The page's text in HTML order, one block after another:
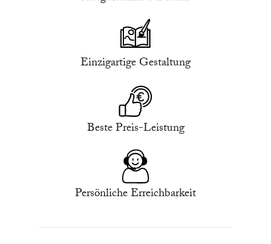
Einzigartige Gestaltung
Beste Preis-Leistung
Persönliche Erreichbarkeit